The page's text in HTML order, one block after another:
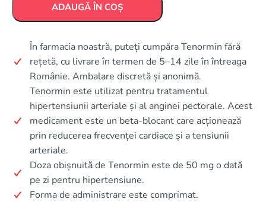
ADAUGĂ ÎN COȘ
În farmacia noastră, puteți cumpăra Tenormin fără
rețetă, cu livrare în termen de 5–14 zile în întreaga
Românie. Ambalare discretă și anonimă.
Tenormin este utilizat pentru tratamentul
hipertensiunii arteriale și al anginei pectorale. Acest
medicament este un beta-blocant care acționează
prin reducerea frecvenței cardiace și a tensiunii
arteriale.
Doza obișnuită de Tenormin este de 50 mg o dată
pe zi pentru hipertensiune.
Forma de administrare este comprimat.